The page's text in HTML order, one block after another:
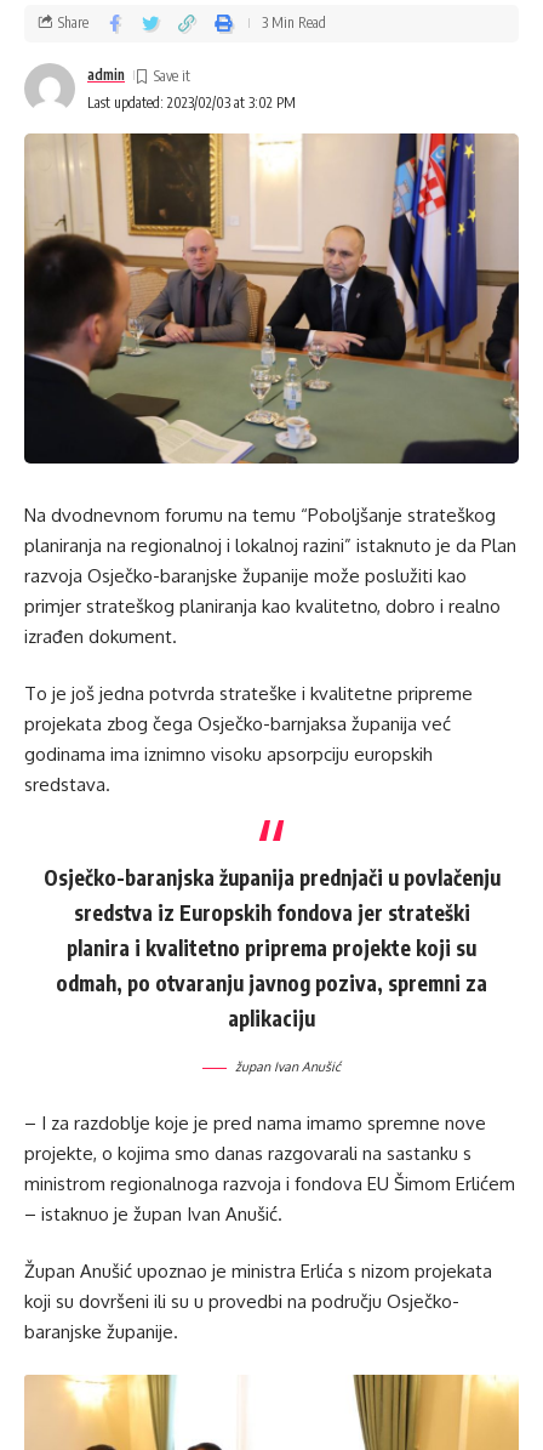
Last updated: 2023/02/03 at 3:02 PM
admin
Share 3 Min Read
Na dvodnevnom forumu na temu “Poboljšanje strateškog
planiranja na regionalnoj i lokalnoj razini” istaknuto je da Plan
razvoja Osječko-baranjske županije može poslužiti kao
primjer strateškog planiranja kao kvalitetno, dobro i realno
izrađen dokument.
To je još jedna potvrda strateške i kvalitetne pripreme
projekata zbog čega Osječko-barnjaksa županija već
godinama ima iznimno visoku apsorpciju europskih
sredstava.
Osječko-baranjska županija prednjači u povlačenju
sredstva iz Europskih fondova jer strateški
planira i kvalitetno priprema projekte koji su
odmah, po otvaranju javnog poziva, spremni za
aplikaciju
župan Ivan Anušić
– I za razdoblje koje je pred nama imamo spremne nove
projekte, o kojima smo danas razgovarali na sastanku s
ministrom regionalnoga razvoja i fondova EU Šimom Erlićem
– istaknuo je župan Ivan Anušić.
Župan Anušić upoznao je ministra Erlića s nizom projekata
koji su dovršeni ili su u provedbi na području Osječko-
baranjske županije.